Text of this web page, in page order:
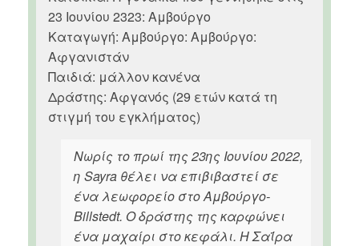
23 Ιουνίου 2323: Αμβούργο
Καταγωγή: Αμβούργο: Αμβούργο:
Αφγανιστάν
Παιδιά: μάλλον κανένα
Δράστης: Αφγανός (29 ετών κατά τη
στιγμή του εγκλήματος)
Νωρίς το πρωί της 23ης Ιουνίου 2022,
η Sayra θέλει να επιβιβαστεί σε
ένα λεωφορείο στο Αμβούργο-
Billstedt. Ο δράστης της καρφώνει
ένα μαχαίρι στο κεφάλι. Η Σαΐρα